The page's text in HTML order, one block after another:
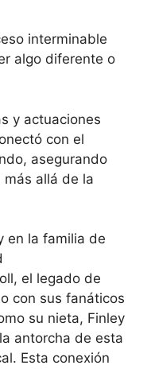
interminable
algo diferente o
y actuaciones
con el
asegurando
allá de la
en la familia de
el legado de
con sus fanáticos
su nieta, Finley
antorcha de esta
Esta conexión